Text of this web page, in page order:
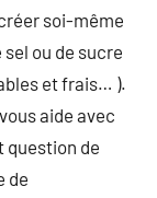
soi-même
sel ou de sucre
et frais… ).
aide avec
question de
de